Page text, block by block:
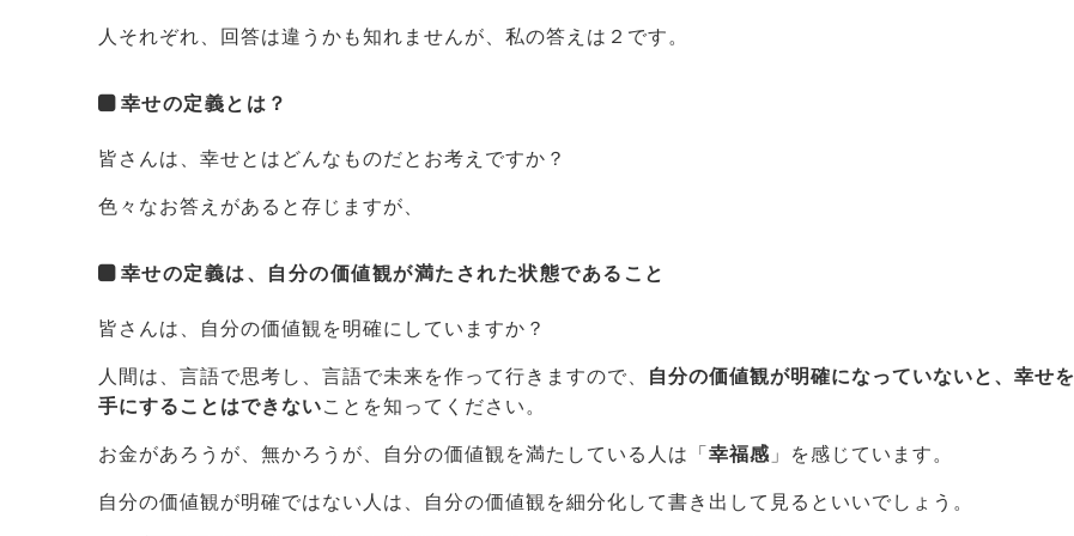
人それぞれ、回答は違うかも知れませんが、私の答えは２です。
幸せの定義とは？
皆さんは、幸せとはどんなものだとお考えですか？
色々なお答えがあると存じますが、
幸せの定義は、自分の価値観が満たされた状態であること
皆さんは、自分の価値観を明確にしていますか？
人間は、言語で思考し、言語で未来を作って行きますので、
自分の価値観が明確になっていないと、幸せを
手にすることはできないことを知ってください。
お金があろうが、無かろうが、自分の価値観を満たしている人は「 幸福感 」を感じています。
自分の価値観が明確ではない人は、自分の価値観を細分化して書き出して見るといいでしょう。